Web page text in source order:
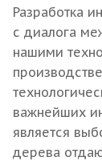
Разработка
с диалога
нашими
важнейших
является
дерева